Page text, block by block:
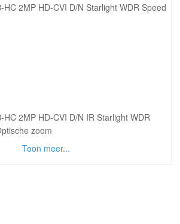
HC 2MP HD-CVI D/N Starlight WDR Speed
HC 2MP HD-CVI D/N IR Starlight WDR
zoom
Toon meer...